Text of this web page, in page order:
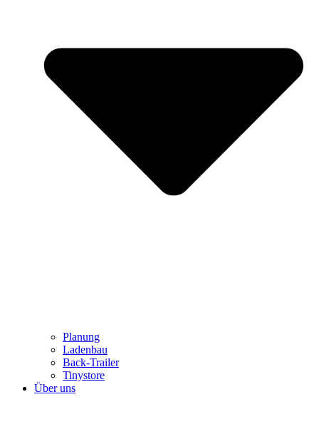
Planung
Ladenbau
Back-Trailer
Tinystore
Über uns